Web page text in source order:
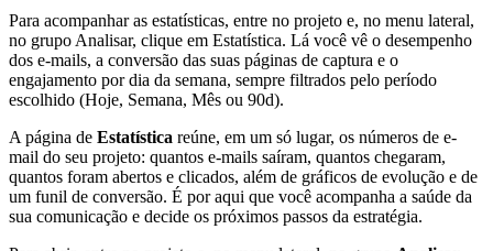
Para acompanhar as estatísticas, entre no projeto e, no menu lateral,
no grupo Analisar, clique em Estatística. Lá você vê o desempenho
dos e-mails, a conversão das suas páginas de captura e o
engajamento por dia da semana, sempre filtrados pelo período
escolhido (Hoje, Semana, Mês ou 90d).
A página de Estatística reúne, em um só lugar, os números de e-
mail do seu projeto: quantos e-mails saíram, quantos chegaram,
quantos foram abertos e clicados, além de gráficos de evolução e de
um funil de conversão. É por aqui que você acompanha a saúde da
sua comunicação e decide os próximos passos da estratégia.